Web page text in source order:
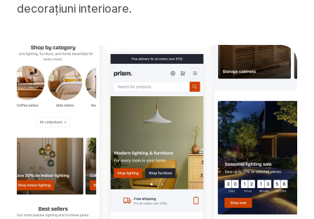
decorațiuni interioare.